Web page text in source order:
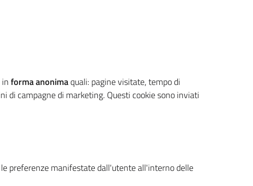
forma anonimaquali: pagine visitate, tempo di
di campagne di marketing. Questi cookie sono inviati
preferenze manifestate dall'utente all'interno delle